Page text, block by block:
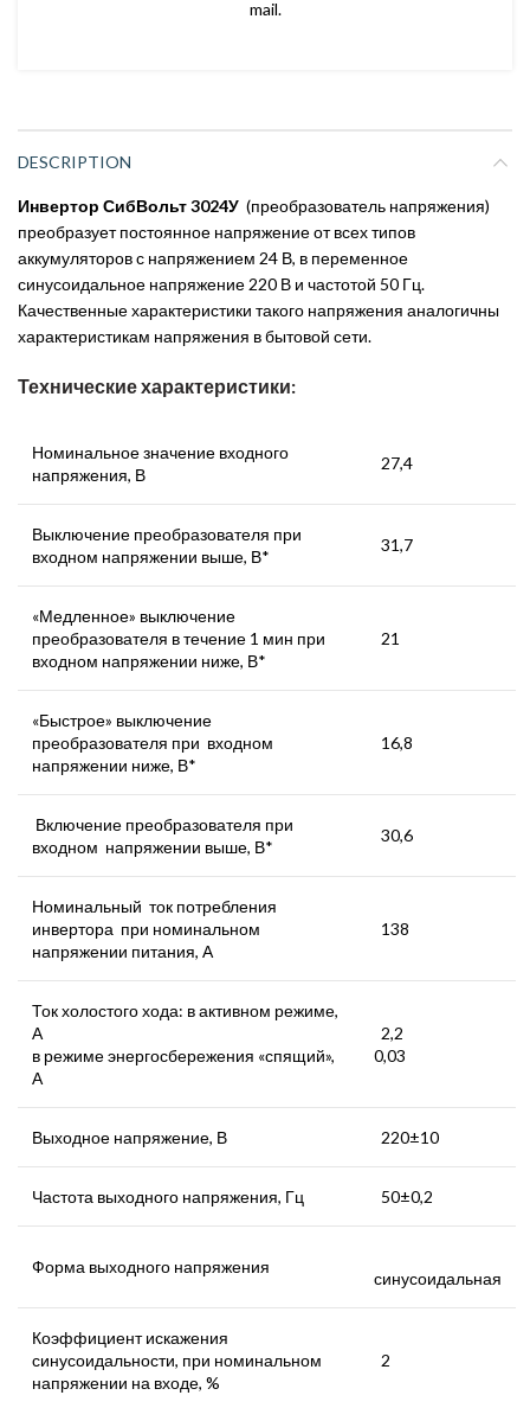
mail.
DESCRIPTION
Инвертор СибВольт 3024У (преобразователь напряжения)
преобразует постоянное напряжение от всех типов
аккумуляторов с напряжением 24 В, в переменное
синусоидальное напряжение 220 В и частотой 50 Гц.
Качественные характеристики такого напряжения аналогичны
характеристикам напряжения в бытовой сети.
Технические характеристики:
Номинальное значение входного
напряжения, В
27,4
Выключение преобразователя при
входном напряжении выше, В*
31,7
«Медленное» выключение
преобразователя в течение 1 мин при
входном напряжении ниже, В*
21
«Быстрое» выключение
преобразователя при входном
напряжении ниже, В*
16,8
Включение преобразователя при
входном напряжении выше, В*
30,6
Номинальный ток потребления
инвертора при номинальном
напряжении питания, А
138
Ток холостого хода: в активном режиме,
А
в режиме энергосбережения «спящий»,
А
2,2
0,03
Выходное напряжение, В 220±10
Частота выходного напряжения, Гц 50±0,2
Форма выходного напряжения
синусоидальная
Коэффициент искажения
синусоидальности, при номинальном
напряжении на входе, %
2